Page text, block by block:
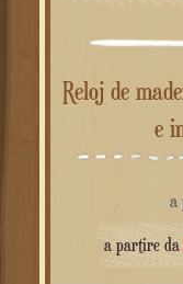
Reloj de madera con forma personalizada
e
a
a partire da